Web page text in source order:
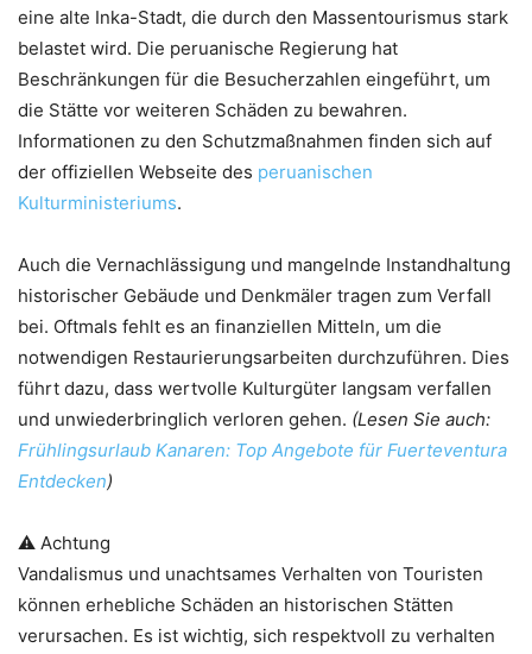
eine alte Inka-Stadt, die durch den Massentourismus stark
belastet wird. Die peruanische Regierung hat
Beschränkungen für die Besucherzahlen eingeführt, um
die Stätte vor weiteren Schäden zu bewahren.
Informationen zu den Schutzmaßnahmen finden sich auf
der offiziellen Webseite des peruanischen
Kulturministeriums.
Auch die Vernachlässigung und mangelnde Instandhaltung
historischer Gebäude und Denkmäler tragen zum Verfall
bei. Oftmals fehlt es an finanziellen Mitteln, um die
notwendigen Restaurierungsarbeiten durchzuführen. Dies
führt dazu, dass wertvolle Kulturgüter langsam verfallen
und unwiederbringlich verloren gehen. (Lesen Sie auch:
Frühlingsurlaub Kanaren: Top Angebote für Fuerteventura
Entdecken)
⚠️ Achtung
Vandalismus und unachtsames Verhalten von Touristen
können erhebliche Schäden an historischen Stätten
verursachen. Es ist wichtig, sich respektvoll zu verhalten